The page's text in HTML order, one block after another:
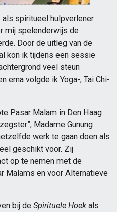
spiritueel hulpverlener
mij spelenderwijs de
Door de uitleg van de
kon ik tijdens een sessie
veel steun
erna volgde ik Yoga-, Tai Chi-
Pasar Malam in Den Haag
Madame Gunung
werk te gaan doen als
geschikt voor. Zij
op te nemen met de
Malams en voor Alternatieve
bij de Spirituele Hoek als